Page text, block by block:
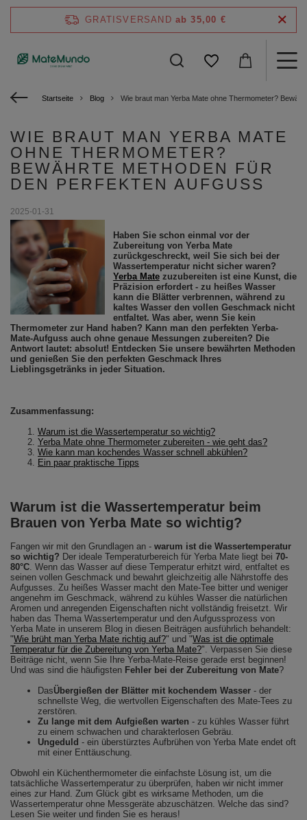
GRATISVERSAND ab 35,00 €
Startseite Blog Wie braut man Yerba Mate ohne Thermometer?
WIE BRAUT MAN YERBA MATE
OHNE THERMOMETER?
BEWÄHRTE METHODEN FÜR
DEN PERFEKTEN AUFGUSS
2025-01-31
Haben Sie schon einmal vor der
Zubereitung von Yerba Mate
zurückgeschreckt, weil Sie sich bei der
Wassertemperatur nicht sicher waren?
Yerba Matezuzubereiten ist eine Kunst, die
Präzision erfordert - zu heißes Wasser
kann die Blätter verbrennen, während zu
kaltes Wasser den vollen Geschmack nicht
entfaltet. Was aber, wenn Sie kein
Thermometer zur Hand haben? Kann man den perfekten Yerba-
Mate-Aufguss auch ohne genaue Messungen zubereiten? Die
Antwort lautet: absolut! Entdecken Sie unsere bewährten Methoden
und genießen Sie den perfekten Geschmack Ihres
Lieblingsgetränks in jeder Situation.
Zusammenfassung:
Warum ist die Wassertemperatur so wichtig?
Yerba Mate ohne Thermometer zubereiten - wie geht das?
Wie kann man kochendes Wasser schnell abkühlen?
Ein paar praktische Tipps
Warum ist die Wassertemperatur beim
Brauen von Yerba Mate so wichtig?
Fangen wir mit den Grundlagen an - warum ist die Wassertemperatur
so wichtig? Der ideale Temperaturbereich für Yerba Mate liegt bei 70-
80°C. Wenn das Wasser auf diese Temperatur erhitzt wird, entfaltet es
seinen vollen Geschmack und bewahrt gleichzeitig alle Nährstoffe des
Aufgusses. Zu heißes Wasser macht den Mate-Tee bitter und weniger
angenehm im Geschmack, während zu kühles Wasser die natürlichen
Aromen und anregenden Eigenschaften nicht vollständig freisetzt. Wir
haben das Thema Wassertemperatur und den Aufgussprozess von
Yerba Mate in unserem Blog in diesen Beiträgen ausführlich behandelt:
"Wie brüht man Yerba Mate richtig auf?" und "Was ist die optimale
Temperatur für die Zubereitung von Yerba Mate?". Verpassen Sie diese
Beiträge nicht, wenn Sie Ihre Yerba-Mate-Reise gerade erst beginnen!
Und was sind die häufigsten Fehler bei der Zubereitung von Mate?
DasÜbergießen der Blätter mit kochendem Wasser - der
schnellste Weg, die wertvollen Eigenschaften des Mate-Tees zu
zerstören.
Zu lange mit dem Aufgießen warten - zu kühles Wasser führt
zu einem schwachen und charakterlosen Gebräu.
Ungeduld - ein überstürztes Aufbrühen von Yerba Mate endet oft
mit einer Enttäuschung.
Obwohl ein Küchenthermometer die einfachste Lösung ist, um die
tatsächliche Wassertemperatur zu überprüfen, haben wir nicht immer
eines zur Hand. Zum Glück gibt es wirksame Methoden, um die
Wassertemperatur ohne Messgeräte abzuschätzen. Welche das sind?
Lesen Sie weiter und finden Sie es heraus!